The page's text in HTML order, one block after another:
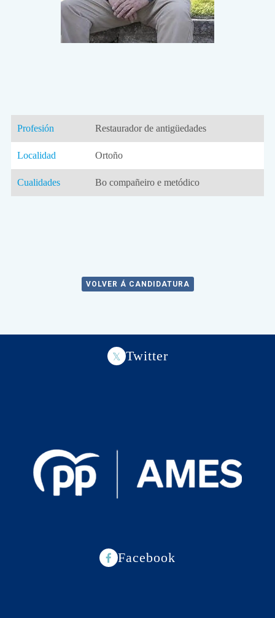
Profesión Restaurador de antigüedades
Localidad Ortoño
Cualidades Bo compañeiro e metódico
VOLVER Á CANDIDATURA
Twitter
Facebook